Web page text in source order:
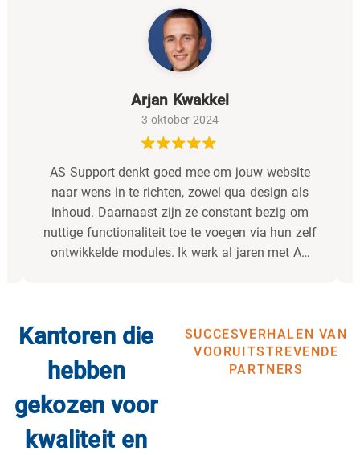
Arjan Kwakkel
3 oktober 2024
AS Support denkt goed mee om jouw website
naar wens in te richten, zowel qua design als
inhoud. Daarnaast zijn ze constant bezig om
nuttige functionaliteit toe te voegen via hun zelf
ontwikkelde modules. Ik werk al jaren met AS
Kantoren die
hebben
gekozen voor
kwaliteit en
SUCCESVERHALEN VAN
VOORUITSTREVENDE
PARTNERS